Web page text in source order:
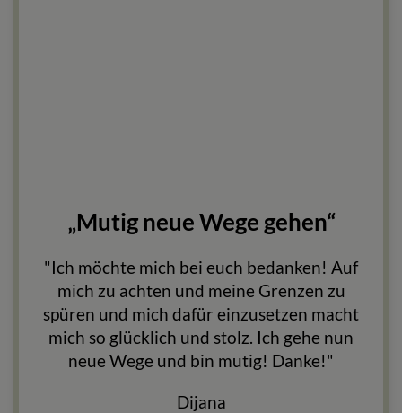
„Mutig neue Wege gehen“
"Ich möchte mich bei euch bedanken! Auf
mich zu achten und meine Grenzen zu
spüren und mich dafür einzusetzen macht
mich so glücklich und stolz. Ich gehe nun
neue Wege und bin mutig! Danke!"
Dijana